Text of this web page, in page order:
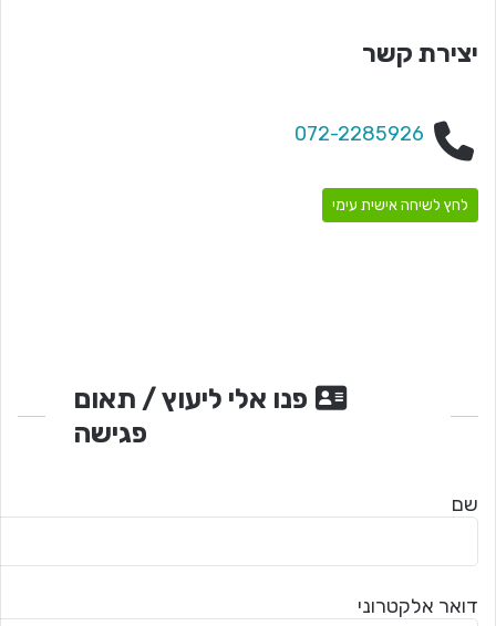
יצירת קשר
072-2285926
לחץ לשיחה אישית עימי
פנו אלי ליעוץ / תאום
פגישה
שם
דואר אלקטרוני